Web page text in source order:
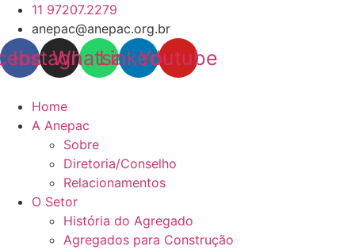
Pular
para
o
conteúdo
11 97207.2279
anepac@anepac.org.br
Instagram
Whatsapp
LinkedinYoutube
Home
A Anepac
Sobre
Diretoria/Conselho
Relacionamentos
O Setor
História do Agregado
Agregados para Construção